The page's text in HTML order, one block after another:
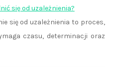
się od uzależnienia?
się od uzależnienia to proces,
czasu, determinacji oraz